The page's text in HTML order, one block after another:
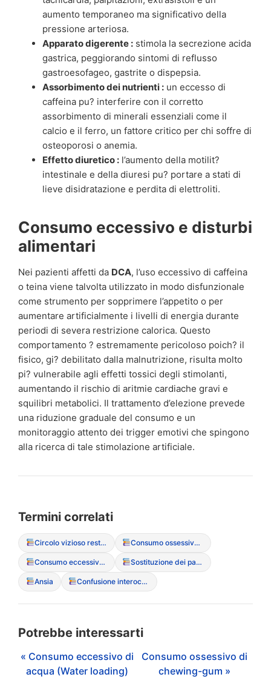
aumento temporaneo ma significativo della
pressione arteriosa.
Apparato digerente : stimola la secrezione acida
gastrica, peggiorando sintomi di reflusso
gastroesofageo, gastrite o dispepsia.
Assorbimento dei nutrienti : un eccesso di
caffeina pu? interferire con il corretto
assorbimento di minerali essenziali come il
calcio e il ferro, un fattore critico per chi soffre di
osteoporosi o anemia.
Effetto diuretico : l’aumento della motilit?
intestinale e della diuresi pu? portare a stati di
lieve disidratazione e perdita di elettroliti.
Consumo eccessivo e disturbi
alimentari
Nei pazienti affetti da DCA, l’uso eccessivo di caffeina
o teina viene talvolta utilizzato in modo disfunzionale
come strumento per sopprimere l’appetito o per
aumentare artificialmente i livelli di energia durante
periodi di severa restrizione calorica. Questo
comportamento ? estremamente pericoloso poich? il
fisico, gi? debilitato dalla malnutrizione, risulta molto
pi? vulnerabile agli effetti tossici degli stimolanti,
aumentando il rischio di aritmie cardiache gravi e
squilibri metabolici. Il trattamento d’elezione prevede
una riduzione graduale del consumo e un
monitoraggio attento dei trigger emotivi che spingono
alla ricerca di tale stimolazione artificiale.
Termini correlati
Circolo vizioso restrizione-abbuffata Consumo ossessivo di chewing-gum
Consumo eccessivo di acqua (Water loading) Sostituzione dei pasti con soli liquidi o integratori
Ansia Confusione interocettiva (incapacit? di sentire fame/saziet?)
Potrebbe interessarti
« Consumo eccessivo di
acqua (Water loading)
Consumo ossessivo di
chewing-gum »